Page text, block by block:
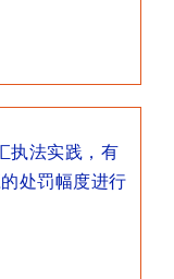
执法实践，有
处罚幅度进行